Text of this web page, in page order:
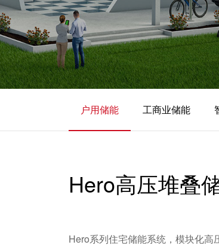
雷荣誉
入海雷
户用储能 工商业储能
Hero高压堆叠
Hero系列住宅储能系统，模块化